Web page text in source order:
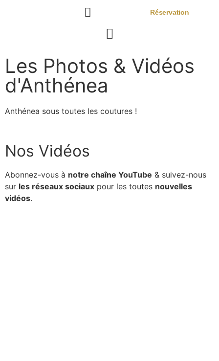
Réservation
Les Photos & Vidéos
d'Anthénea
Anthénea sous toutes les coutures !
Nos Vidéos
Abonnez-vous à notre chaîne YouTube & suivez-nous
sur les réseaux sociaux pour les toutes nouvelles
vidéos.